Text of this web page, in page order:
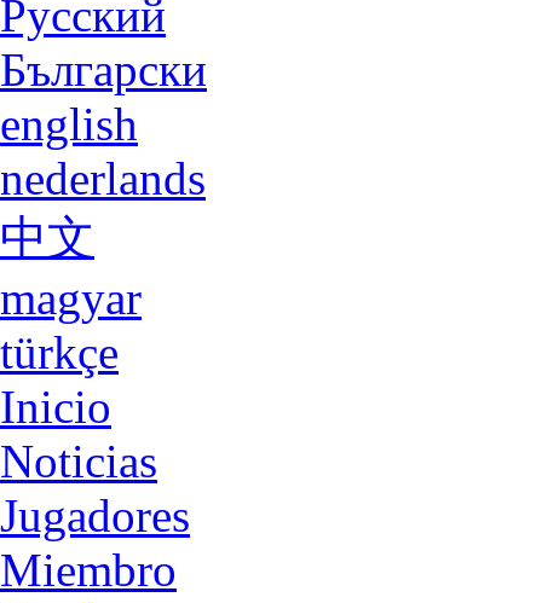
español
italiano
français
polski
Český
română
Русский
Български
english
nederlands
中文